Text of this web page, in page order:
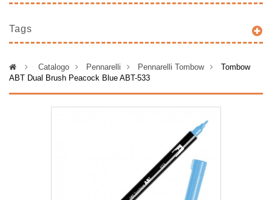
Tags
> Catalogo > Pennarelli > Pennarelli Tombow >
Tombow
ABT Dual Brush Peacock Blue ABT-533